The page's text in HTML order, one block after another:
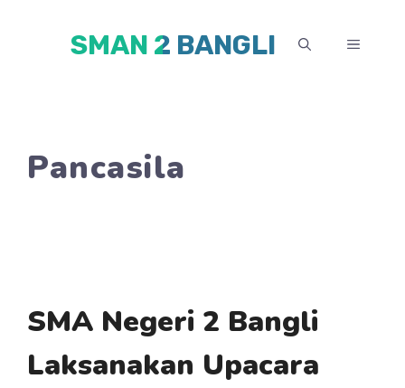
SMAN 2 BANGLI MENU
Pancasila
SMA Negeri 2 Bangli
Laksanakan Upacara